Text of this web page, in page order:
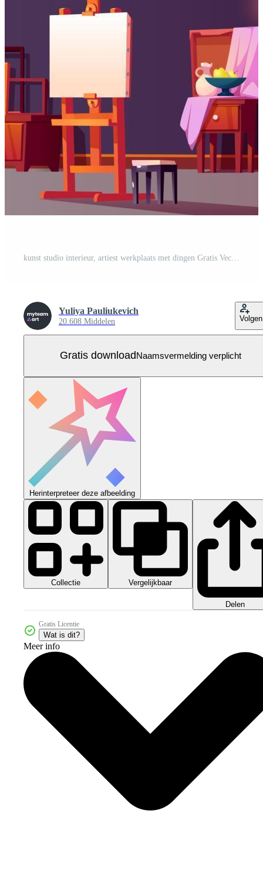
Yuliya Pauliukevich
20.608 Middelen Volgen
Gratis downloadNaamsvermelding verplicht
Herinterpreteer deze afbeelding
Collectie Vergelijkbaar
Delen
Gratis Licentie
Wat is dit?
Meer info